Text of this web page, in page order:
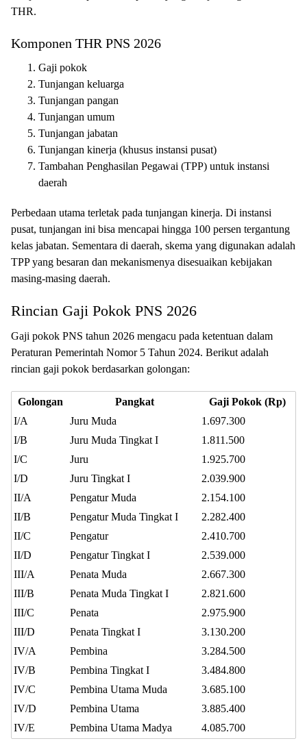
THR.
Komponen THR PNS 2026
Gaji pokok
Tunjangan keluarga
Tunjangan pangan
Tunjangan umum
Tunjangan jabatan
Tunjangan kinerja (khusus instansi pusat)
Tambahan Penghasilan Pegawai (TPP) untuk instansi
daerah
Perbedaan utama terletak pada tunjangan kinerja. Di instansi
pusat, tunjangan ini bisa mencapai hingga 100 persen tergantung
kelas jabatan. Sementara di daerah, skema yang digunakan adalah
TPP yang besaran dan mekanismenya disesuaikan kebijakan
masing-masing daerah.
Rincian Gaji Pokok PNS 2026
Gaji pokok PNS tahun 2026 mengacu pada ketentuan dalam
Peraturan Pemerintah Nomor 5 Tahun 2024. Berikut adalah
rincian gaji pokok berdasarkan golongan:
Golongan Pangkat
Gaji Pokok (Rp)
I/A
Juru Muda
1.697.300
I/B
Juru Muda Tingkat I
1.811.500
I/C
Juru
1.925.700
I/D
Juru Tingkat I
2.039.900
II/A
Pengatur Muda
2.154.100
II/B
Pengatur Muda Tingkat I
2.282.400
II/C
Pengatur
2.410.700
II/D
Pengatur Tingkat I
2.539.000
III/A
Penata Muda
2.667.300
III/B
Penata Muda Tingkat I
2.821.600
III/C
Penata
2.975.900
III/D
Penata Tingkat I
3.130.200
IV/A
Pembina
3.284.500
IV/B
Pembina Tingkat I
3.484.800
IV/C
Pembina Utama Muda
3.685.100
IV/D
Pembina Utama
3.885.400
IV/E
Pembina Utama Madya 4.085.700